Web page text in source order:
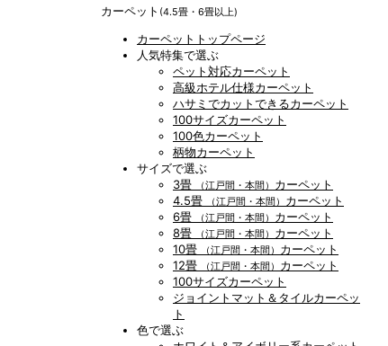
カーペット (4.5畳・6畳以上)
カーペットトップページ
人気特集で選ぶ
ペット対応カーペット
高級ホテル仕様カーペット
ハサミでカットできるカーペット
100サイズカーペット
100色カーペット
柄物カーペット
サイズで選ぶ
3畳
（江戸間・本間） カーペット
4.5畳
（江戸間・本間） カーペット
6畳
（江戸間・本間） カーペット
8畳
（江戸間・本間） カーペット
10畳
（江戸間・本間） カーペット
12畳
（江戸間・本間） カーペット
100サイズカーペット
ジョイントマット＆タイルカーペッ
ト
色で選ぶ